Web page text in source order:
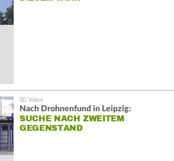
Nach Drohnenfund in Leipzig:
SUCHE NACH ZWEITEM
GEGENSTAND